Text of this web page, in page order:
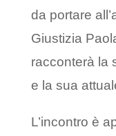
da portare
Giustizia
racconterà la
e la sua
L’incontro è